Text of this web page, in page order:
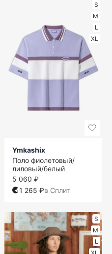
S
M
L
XL
Ymkashix
Поло фиолетовый/
лиловый/белый
5 060 ₽
1 265 ₽в Сплит
S
M
L